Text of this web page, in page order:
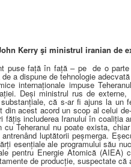
Kerry şi ministrul iranian de
puse faţă în faţă – pe de o
a dispune de tehnologie
internaţionale impuse
Deşi ministrul rus de
că s-ar fi ajuns la un
din acest acord un scop al celui
făţiş includerea Iranului în coaliţia
cu Teheranul nu poate exista,
luptătorii peşmerga.
esenţiale ale programului său
pentru Energie Atomică
de producţie, suspectate